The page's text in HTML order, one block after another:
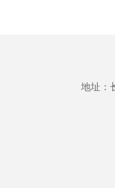
地址：